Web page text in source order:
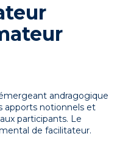
andragogique
apports notionnels et
participants. Le
de facilitateur.